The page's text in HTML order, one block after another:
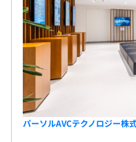
パーソルAVCテクノロジー株